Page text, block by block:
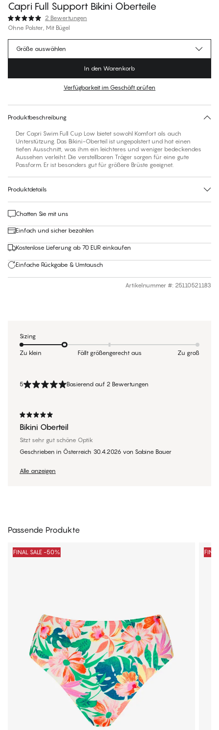
Capri Full Support Bikini Oberteile
2 Bewertungen
Ohne Polster, Mit Bügel
€79.95Regulärer Preis
Finden Sie Ihre Größe
Größe auswählen
In den Warenkorb
Verfügbarkeit im Geschäft prüfen
Produktbeschreibung
Der Capri Swim Full Cup Low bietet sowohl Komfort als auch
Unterstützung. Das Bikini-Oberteil ist ungepolstert und hat einen
tiefen Ausschnitt, was ihm ein leichteres und weniger bedeckendes
Aussehen verleiht. Die verstellbaren Träger sorgen für eine gute
Passform. Er ist besonders gut für größere Brüste geeignet.
Produktdetails
Chatten Sie mit uns
Einfach und sicher bezahlen
Kostenlose Lieferung ab 70 EUR einkaufen
Einfache Rückgabe & Umtausch
Artikelnummer #: 25110521183
5 Basierend auf 2 Bewertungen
Bikini Oberteil
Sitzt sehr gut schöne Optik
Geschrieben in Österreich 30.4.2026 von Sabine Bauer
Alle anzeigen
Sizing
Zu klein Fällt größengerecht aus Zu groß
Passende Produkte
FINAL SALE -50%